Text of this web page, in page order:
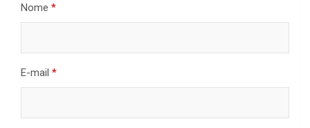
Nome *
E-mail *